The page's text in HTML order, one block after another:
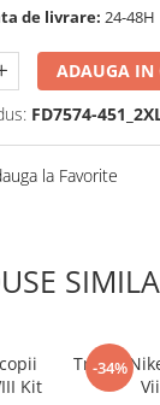
de livrare: 24-48H
ADAUGA IN
FD7574-
la Favorite
Kit
-34%
Tricou